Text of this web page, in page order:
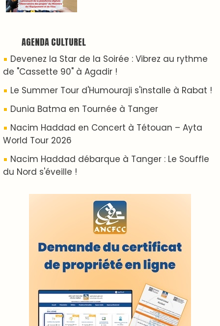
ABOUT US
A propos de L'ODJ
VOS CONTRIBUTIONS
Proposer votre article
L'ODJ LIVE TV
WEB RADIO R212
Copyright © 2022 Groupe de presse Arrissala
Ce site utilise Google Analytics. En continuant à naviguer, vous nous
autorisez à déposer un cookie à des fins de mesure d'audience
Plan du site | Syndication